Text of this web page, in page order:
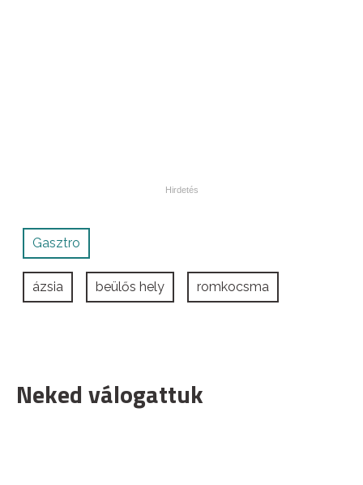
Gasztro
ázsia beülős hely romkocsma
Neked válogattuk